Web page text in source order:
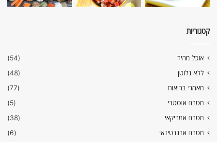
קטגוריות
אוכל מהיר
(54)
ללא גלוטן
(48)
מאמרי בריאות
(77)
מטבח אוסטרי
(5)
מטבח אמריקאי
(38)
מטבח ארגנטינאי
(6)